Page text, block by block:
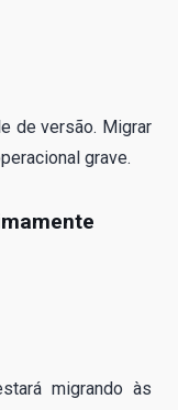
de versão. Migrar
grave.
migrando às